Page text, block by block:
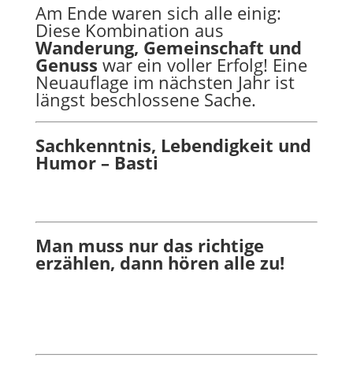
Am Ende waren sich alle einig:
Diese Kombination aus
Wanderung, Gemeinschaft und
Genuss war ein voller Erfolg! Eine
Neuauflage im nächsten Jahr ist
längst beschlossene Sache.
Sachkenntnis, Lebendigkeit und
Humor – Basti
Man muss nur das richtige
erzählen, dann hören alle zu!